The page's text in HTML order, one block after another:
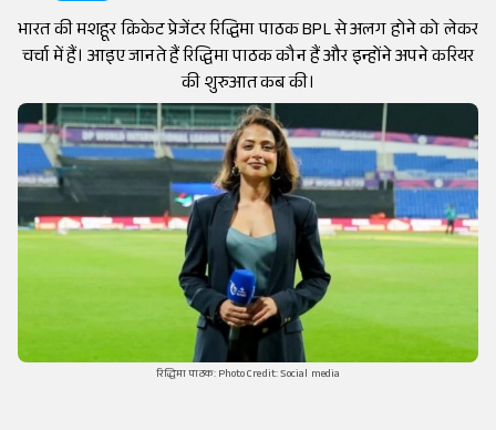
भारत की मशहूर क्रिकेट प्रेजेंटर रिद्धिमा पाठक BPL से अलग होने को लेकर
चर्चा में हैं। आइए जानते हैं रिद्धिमा पाठक कौन हैं और इन्होंने अपने करियर
की शुरुआत कब की।
रिद्धिमा पाठक: Photo Credit: Social media